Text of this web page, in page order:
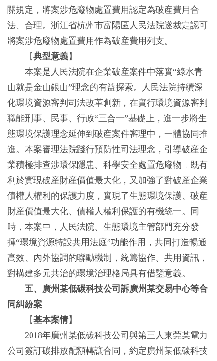
關規定，將案涉危廢物處置費用認定為破産費用合
法、合理。浙江省杭州市富陽區人民法院遂裁定認可
將案涉危廢物處置費用作為破産費用列支。
【典型意義】
本案是人民法院在企業破産案件中落實“綠水青
山就是金山銀山”理念的有益探索。人民法院持續深
化環境資源審判司法改革創新，在實行環境資源審判
職能刑事、民事、行政“三合一”基礎上，進一步將生
態環境保護理念延伸到破産案件審理中，一體協同推
進。本案審理法院踐行預防性司法理念，引導破産企
業積極排查涉環保隱患、科學安全處置危廢物，既有
利於實現破産財産價值最大化，又加強了對破産企業
債權人權利的保護力度，實現了生態環境保護、破産
財産價值最大化、債權人權利保護的有機統一。同
時，本案中，人民法院、生態環境主管部門充分發
揮“環境資源特設共用法庭”功能作用，共同打造暢通
高效、內外協調的聯動機制，統籌協作、共用資訊，
對構建多元共治的環境治理格局具有借鑒意義。
五、廣州某低碳科技公司訴廣州某交易中心等合
同糾紛案
【基本案情】
2018年廣州某低碳科技公司與第三人東莞某電力
公司簽訂碳排放配額轉讓合同，約定廣州某低碳科技